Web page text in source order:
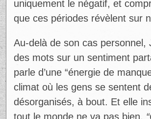
Elle détaille sans détour :
contraventions, emprunts
Réparti sur 78 mois, cela
1 600 $ par mois. Un montant
compare à celui qu’un